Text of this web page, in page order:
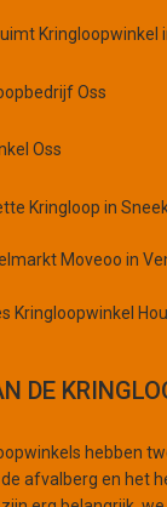
Kringloopwinkel
Oss
Oss
Kringloop in
Moveoo in
Kringloopwinkel
DE
hebben
afvalberg en het